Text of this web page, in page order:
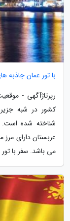
با تور عمان جاذبه
رپرتاژآگهی -
کشور در شبه
شناخته شده است.
می باشد. سفر با